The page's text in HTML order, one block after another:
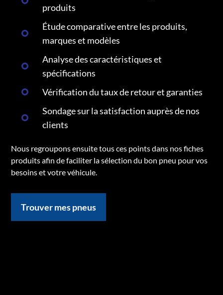
produits
Étude comparative entre les produits,
marques et modèles
Analyse des caractéristiques et
spécifications
Vérification du taux de retour et garanties
Sondage sur la satisfaction auprès de nos
clients
Nous regroupons ensuite tous ces points dans nos fiches
produits afin de faciliter la sélection du bon pneu pour vos
besoins et votre véhicule.
Trouver mes pneus